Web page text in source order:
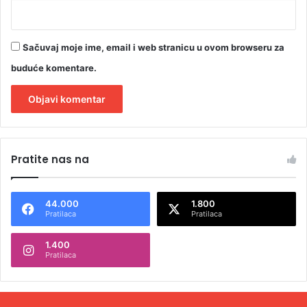
Sačuvaj moje ime, email i web stranicu u ovom browseru za
buduće komentare.
t
n
t
Pratite nas na
44.000
Pratilaca
1.800
Pratilaca
1.400
Pratilaca